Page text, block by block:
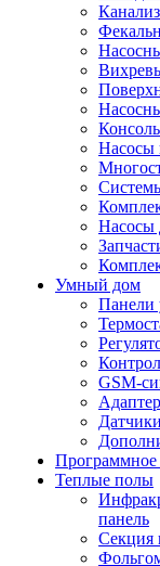
Насосы
Насосы
Умный дом
Панели
GSM-
Датчики
Программное
Теплые полы
панель
Секция